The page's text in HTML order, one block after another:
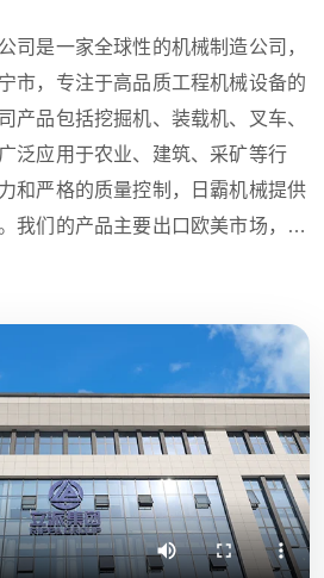
司是一家全球性的机械制造公司，
市，专注于高品质工程机械设备的
产品包括挖掘机、装载机、叉车、
泛应用于农业、建筑、采矿等行
和严格的质量控制，日霸机械提供
我们的产品主要出口欧美市场，并
力于满足客户对高性价比、高品质
球拥有多家代理商，提供从售前咨
务，确保客户在产品选择、交付和